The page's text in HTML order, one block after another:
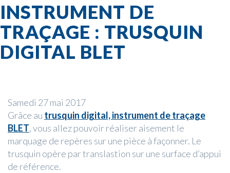
INSTRUMENT DE
TRAÇAGE : TRUSQUIN
DIGITAL BLET
Samedi 27 mai 2017
Grâce au trusquin digital, instrument de traçage
BLET, vous allez pouvoir réaliser aisement le
marquage de repères sur une pièce à façonner. Le
trusquin opère par translastion sur une surface d’appui
de référence.